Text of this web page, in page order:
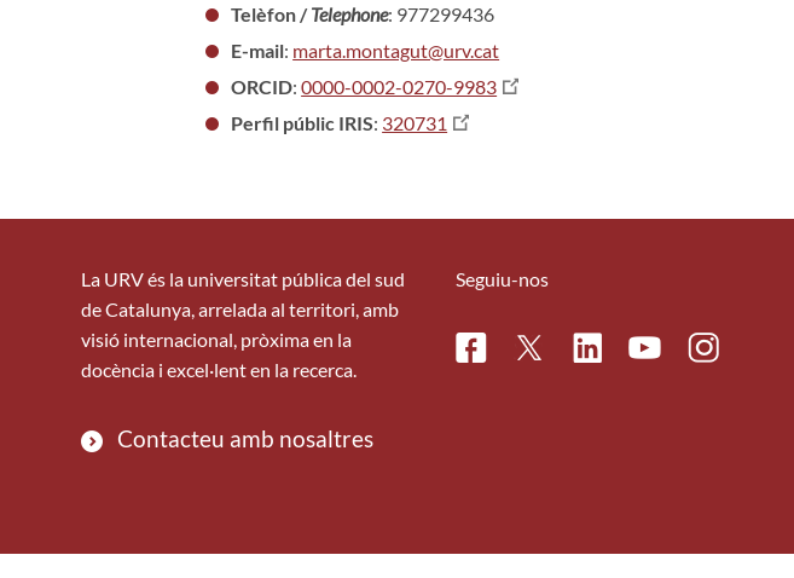
Telèfon /Telephone: 977299436
E-mail: marta.montagut@urv.cat
ORCID:0000-0002-0270-9983
Perfil públic IRIS: 320731
La URV és la universitat pública del sud
de Catalunya, arrelada al territori, amb
visió internacional, pròxima en la
docència i excel·lent en la recerca.
Contacteu amb nosaltres
Seguiu-nos
FacebookTwitterLinkedinYoutubeInstagram